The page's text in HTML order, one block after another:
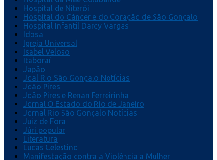
Hospital de Niterói
Hospital do Câncer e do Coração de São Gonçalo
Hospital Infantil Darcy Vargas
Idosa
Igreja Universal
Isabel Veloso
Itaboraí
Japão
Joal Rio São Gonçalo Notícias
João Pires
João Pires e Renan Ferreirinha
Jornal O Estado do Rio de Janeiro
Jornal Rio São Gonçalo Notícias
Juiz de Fora
Júri popular
Literatura
Lucas Celestino
Manifestação contra a Violência a Mulher